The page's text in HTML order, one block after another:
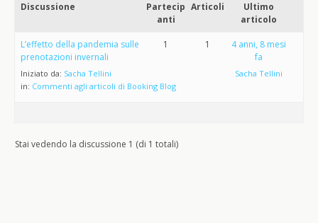
Discussione
Partecip
anti
Articoli
Ultimo
articolo
L’effetto della pandemia sulle
prenotazioni invernali
Iniziato da: Sacha Tellini
in: Commenti agli articoli di Booking Blog
1 1
4 anni, 8 mesi
fa
Sacha Tellini
Stai vedendo la discussione 1 (di 1 totali)